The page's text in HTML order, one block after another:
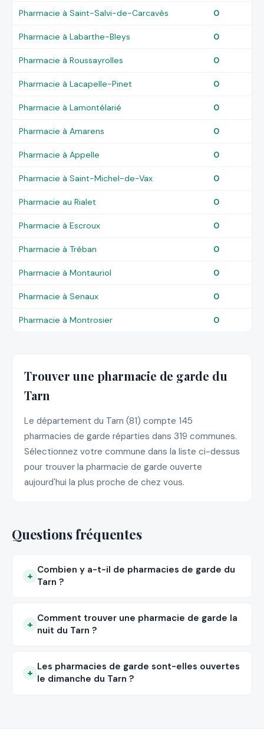
Pharmacie à Saint-Salvi-de-Carcavès 0
Pharmacie à Labarthe-Bleys 0
Pharmacie à Roussayrolles 0
Pharmacie à Lacapelle-Pinet 0
Pharmacie à Lamontélarié 0
Pharmacie à Amarens 0
Pharmacie à Appelle 0
Pharmacie à Saint-Michel-de-Vax 0
Pharmacie au Rialet 0
Pharmacie à Escroux 0
Pharmacie à Tréban 0
Pharmacie à Montauriol 0
Pharmacie à Senaux 0
Pharmacie à Montrosier 0
Trouver une pharmacie de garde du
Tarn
Le département du Tarn (81) compte 145
pharmacies de garde réparties dans 319 communes.
Sélectionnez votre commune dans la liste ci-dessus
pour trouver la pharmacie de garde ouverte
aujourd'hui la plus proche de chez vous.
Questions fréquentes
Combien y a-t-il de pharmacies de garde du
Tarn ?
Comment trouver une pharmacie de garde la
nuit du Tarn ?
Les pharmacies de garde sont-elles ouvertes
le dimanche du Tarn ?